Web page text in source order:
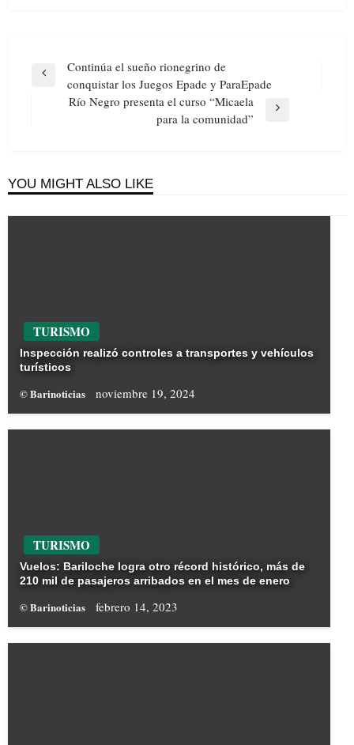
Navegación
entradas
Previous
Continúa el sueño rionegrino de
conquistar los Juegos Epade y ParaEpade
Río Negro presenta el curso “Micaela
para la comunidad”
YOU MIGHT ALSO LIKE
TURISMO
Inspección realizó controles a transportes y vehículos
turísticos
© Barinoticias noviembre 19, 2024
TURISMO
Vuelos: Bariloche logra otro récord histórico, más de
210 mil de pasajeros arribados en el mes de enero
© Barinoticias febrero 14, 2023